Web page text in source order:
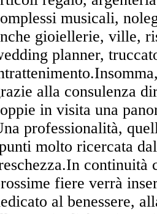
musicali,
gioiellerie, ville,
planner,
alla consulenza
in visita una
professionalità,
molto ricercata
continuità
fiere verrà
al benessere,